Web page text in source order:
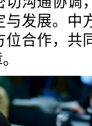
与发展。中
位合作，共